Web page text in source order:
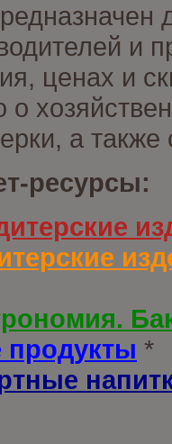
и
ценах и
о
а
ресурсы:
*